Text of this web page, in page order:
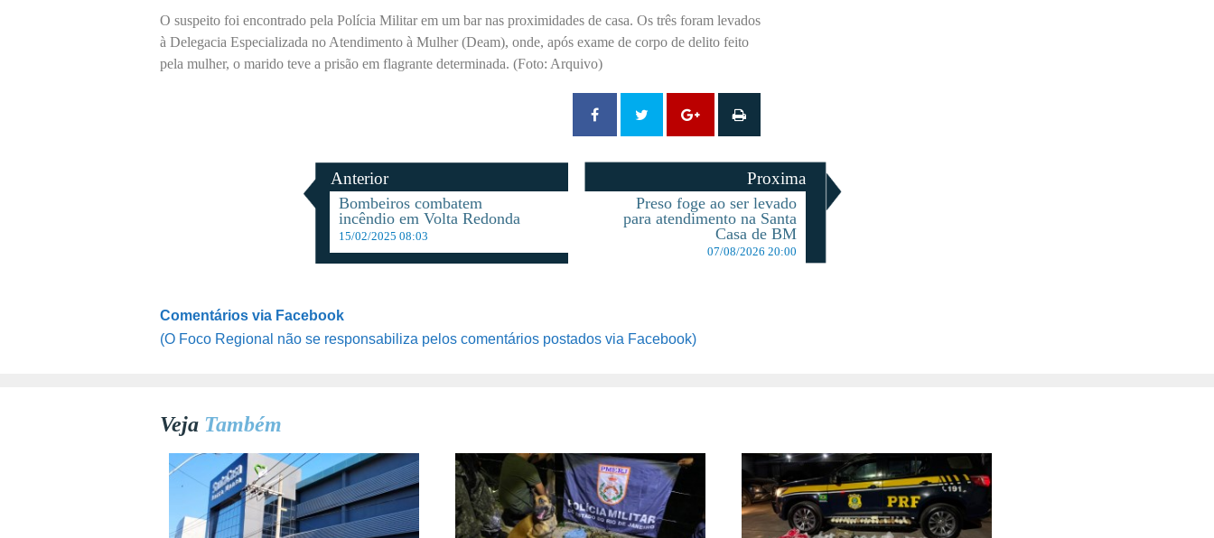
O suspeito foi encontrado pela Polícia Militar em um bar nas proximidades de casa. Os três foram levados
à Delegacia Especializada no Atendimento à Mulher (Deam), onde, após exame de corpo de delito feito
pela mulher, o marido teve a prisão em flagrante determinada. (Foto: Arquivo)
Anterior
Bombeiros combatem
incêndio em Volta Redonda
15/02/2025 08:03
Proxima
Preso foge ao ser levado
para atendimento na Santa
Casa de BM
07/08/2026 20:00
Comentários via Facebook
(O Foco Regional não se responsabiliza pelos comentários postados via Facebook)
Veja Também